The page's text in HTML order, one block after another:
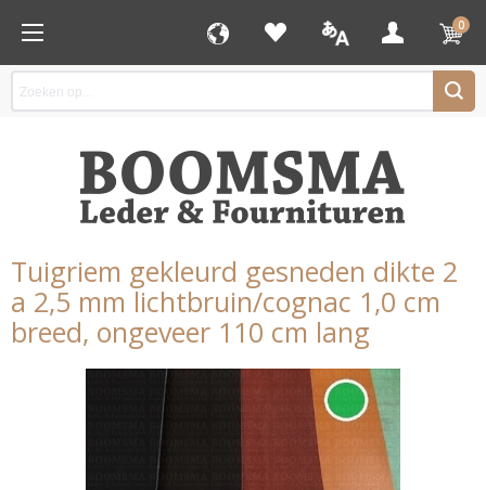
0
Tuigriem gekleurd gesneden dikte 2
a 2,5 mm lichtbruin/cognac 1,0 cm
breed, ongeveer 110 cm lang